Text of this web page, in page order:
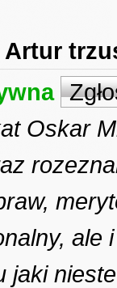
Artur
Oskar
ale
jaki